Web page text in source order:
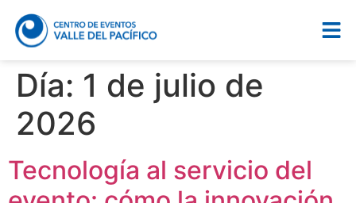
Día: 1 de julio de
2026
Tecnología al servicio del